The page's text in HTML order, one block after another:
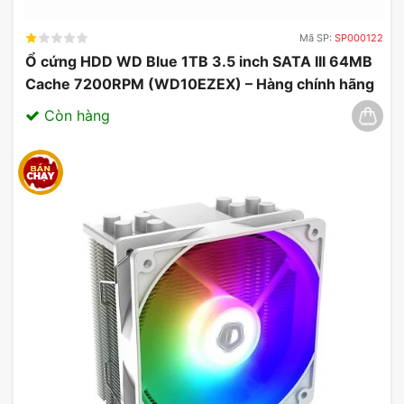
đọc/ghi của NVMe cho thấy sự vượt trội đáng kể,
làm cho nó trở thành lựa chọn hàng đầu cho ổ
cứng cho laptop và PC hiện nay
Đánh giá SSD Samsung 980 Pro
Mã SP: SP000122
Ổ cứng HDD WD Blue 1TB 3.5 inch SATA III 64MB
Cache 7200RPM (WD10EZEX) – Hàng chính hãng
03/2025
Còn hàng